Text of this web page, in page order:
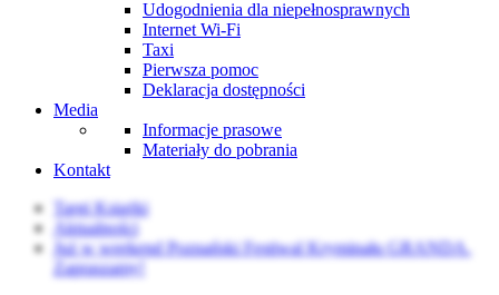
Udogodnienia dla niepełnosprawnych
Internet Wi-Fi
Taxi
Pierwsza pomoc
Deklaracja dostępności
Media
Informacje prasowe
Materiały do pobrania
Kontakt
Targi Książki
Aktualności
Już w weekend Poznański Festiwal Kryminału GRANDA.
Zapraszamy!